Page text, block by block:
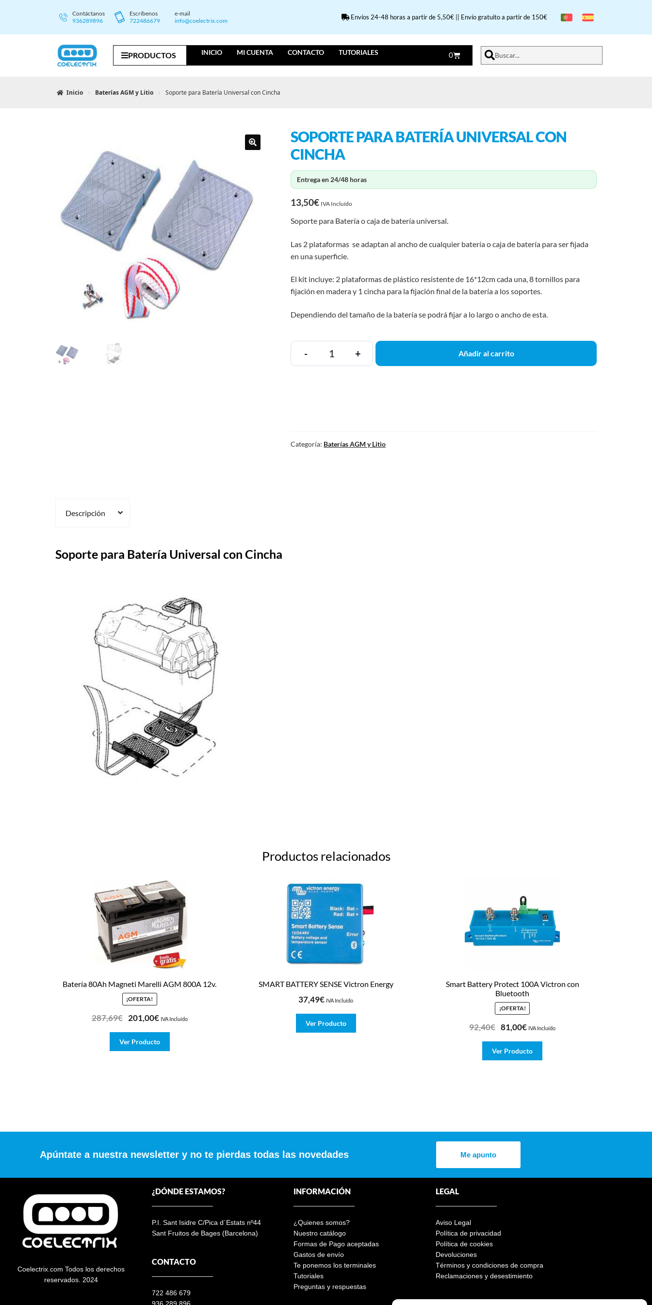
Contáctanos
936289896
Escríbenos
722486679
e-mail
info@coelectrix.com
Envíos 24-48 horas a partir de 5,50€ || Envío gratuito a partir de 150€
PRODUCTOS INICIO MI CUENTA CONTACTO TUTORIALES 0 Buscar...
Inicio Baterías AGM y Litio Soporte para Batería Universal con Cincha
SOPORTE PARA BATERÍA UNIVERSAL CON
CINCHA
Entrega en 24/48 horas
13,50€ IVA Incluído
Soporte para Batería o caja de batería universal.
Las 2 plataformas se adaptan al ancho de cualquier batería o caja de batería para ser fijada
en una superficie.
El kit incluye: 2 plataformas de plástico resistente de 16*12cm cada una, 8 tornillos para
fijación en madera y 1 cincha para la fijación final de la batería a los soportes.
Dependiendo del tamaño de la batería se podrá fijar a lo largo o ancho de esta.
- + Añadir al carrito
Categoría: Baterías AGM y Litio
Descripción
Soporte para Batería Universal con Cincha
Productos relacionados
Batería 80Ah Magneti Marelli AGM 800A 12v.
¡OFERTA!
287,69€ 201,00€ IVA Incluído
Ver Producto
SMART BATTERY SENSE Victron Energy
37,49€ IVA Incluído
Ver Producto
Smart Battery Protect 100A Victron con
Bluetooth
¡OFERTA!
92,40€ 81,00€ IVA Incluído
Ver Producto
Apúntate a nuestra newsletter y no te pierdas todas las novedades Me apunto
Coelectrix.com Todos los derechos
reservados. 2024
¿DÓNDE ESTAMOS?
P.I. Sant Isidre C/Pica d´Estats nº44
Sant Fruitos de Bages (Barcelona)
CONTACTO
722 486 679
936 289 896
INFORMACIÓN
¿Quienes somos?
Nuestro catálogo
Formas de Pago aceptadas
Gastos de envío
Te ponemos los terminales
Tutoriales
Preguntas y respuestas
LEGAL
Aviso Legal
Política de privacidad
Política de cookies
Devoluciones
Términos y condiciones de compra
Reclamaciones y desestimiento